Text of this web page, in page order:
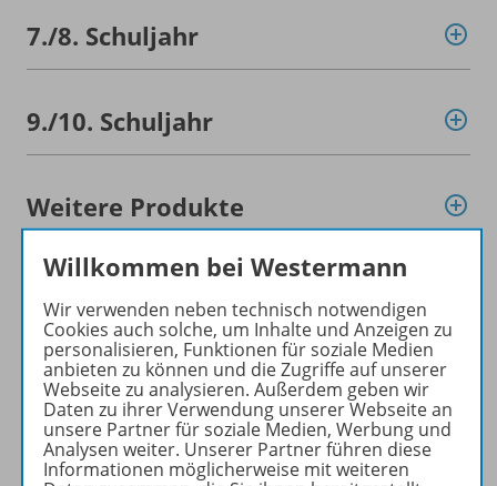
7./8. Schuljahr
9./10. Schuljahr
Weitere Produkte
Empfehlungen der Redaktion
Benachrichtigungs-Service
Willkommen bei Westermann
Wir verwenden neben technisch notwendigen
Cookies auch solche, um Inhalte und Anzeigen zu
personalisieren, Funktionen für soziale Medien
anbieten zu können und die Zugriffe auf unserer
Webseite zu analysieren. Außerdem geben wir
Daten zu ihrer Verwendung unserer Webseite an
unsere Partner für soziale Medien, Werbung und
Analysen weiter. Unserer Partner führen diese
Informationen möglicherweise mit weiteren